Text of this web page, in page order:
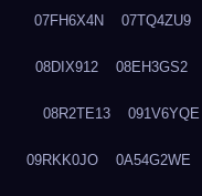
07FH6X4N 07TQ4ZU9
08DIX912 08EH3GS2
08R2TE13 091V6YQE
09RKK0JO 0A54G2WE